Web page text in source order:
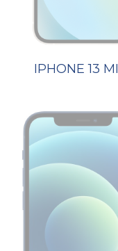
IPHONE 13